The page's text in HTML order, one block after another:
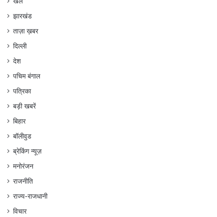
झारखंड
ताज़ा ख़बर
दिल्ली
देश
पचिम बंगाल
पत्रिका
बड़ी खबरें
बिहार
बॉलीवुड
ब्रेकिंग न्यूज़
मनोरंजन
राजनीति
राज्य-राजधानी
विचार